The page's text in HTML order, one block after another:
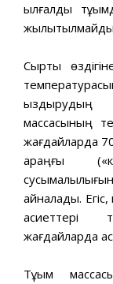
ылғалды
Сыртқы
қыздырудың
массасының
жағдайларда
қараңғы
айналады. Егіс,
жағдайларда
Тұқым